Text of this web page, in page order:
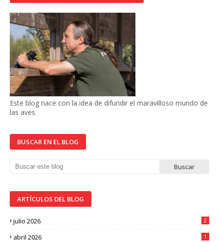
Este blog nace con la idea de difundir el maravilloso mundo de
las aves
BUSCAR EN EL BLOG
ARTÍCULOS DEL BLOG
julio 2026 2
abril 2026 1